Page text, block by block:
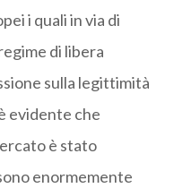
i quali in via di
di libera
sulla legittimità
evidente che
è stato
enormemente